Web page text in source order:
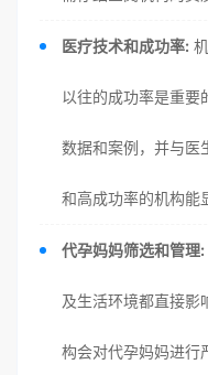
医疗技术和成功率:
以往的成功率是重要
数据和案例，并与医
和高成功率的机构能
代孕妈妈筛选和管理:
及生活环境都直接影
构会对代孕妈妈进行